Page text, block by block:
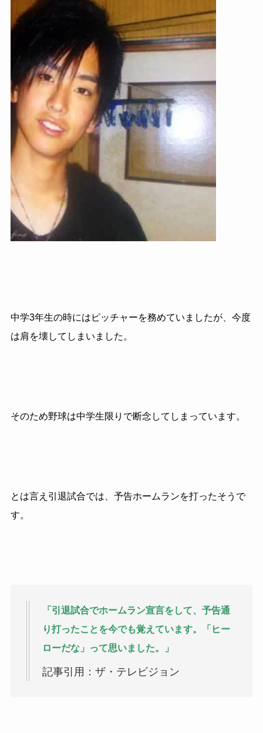
中学3年生の時にはピッチャーを務めていましたが、今度
は肩を壊してしまいました。
そのため野球は中学生限りで断念してしまっています。
とは言え引退試合では、予告ホームランを打ったそうで
す。
「引退試合でホームラン宣言をして、予告通
り打ったことを今でも覚えています。「ヒー
ローだな」って思いました。」
記事引用：ザ・テレビジョン